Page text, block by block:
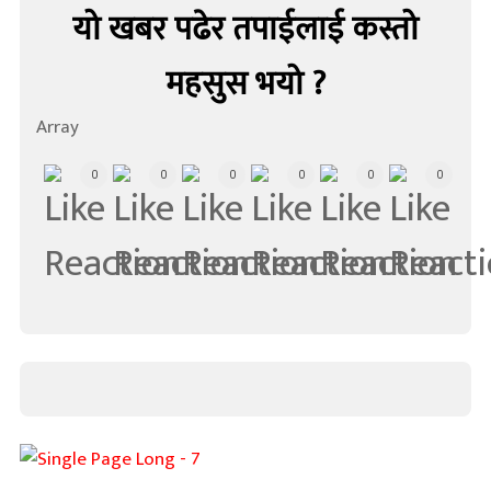
यो खबर पढेर तपाईलाई कस्तो
महसुस भयो ?
Array
0 0 0 0 0 0